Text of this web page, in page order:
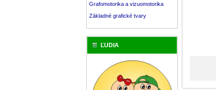
Grafomotorika a vizuomotorika
Základné grafické tvary
ĽUDIA